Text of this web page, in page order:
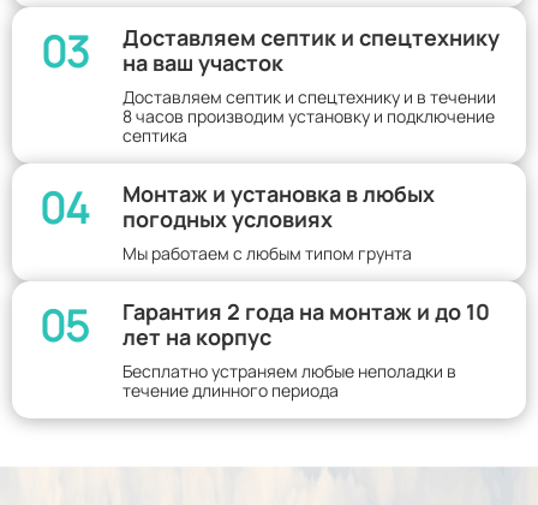
03
Доставляем септик и спецтехнику
на ваш участок
Доставляем септик и спецтехнику и в течении
8 часов производим установку и подключение
септика
04
Монтаж и установка в любых
погодных условиях
Мы работаем с любым типом грунта
05
Гарантия 2 года на монтаж и до 10
лет на корпус
Бесплатно устраняем любые неполадки в
течение длинного периода